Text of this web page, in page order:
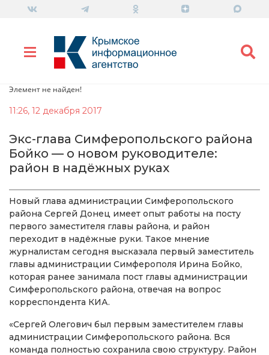
Элемент не найден!
11:26, 12 декабря 2017
Экс-глава Симферопольского района
Бойко — о новом руководителе:
район в надёжных руках
Новый глава администрации Симферопольского
района Сергей Донец имеет опыт работы на посту
первого заместителя главы района, и район
переходит в надёжные руки. Такое мнение
журналистам сегодня высказала первый заместитель
главы администрации Симферополя Ирина Бойко,
которая ранее занимала пост главы администрации
Симферопольского района, отвечая на вопрос
корреспондента КИА.
«Сергей Олегович был первым заместителем главы
администрации Симферопольского района. Вся
команда полностью сохранила свою структуру. Район